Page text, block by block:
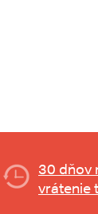
30 dňov
vrátenie